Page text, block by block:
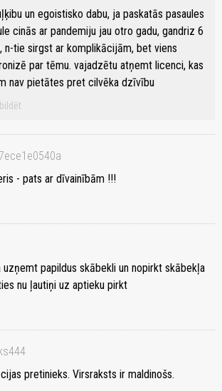
un egoistisko dabu, ja paskatās pasaules
cinās ar pandemiju jau otro gadu, gandriz 6
n-tie sirgst ar komplikācijām, bet viens
par tēmu. vajadzētu atņemt licenci, kas
nav pietātes pret cilvēka dzīvību
- pats ar dīvainībām !!!
uzņemt papildus skābekli un nopirkt skābekļa
nu ļautiņi uz aptieku pirkt
pretinieks. Virsraksts ir maldinošs.